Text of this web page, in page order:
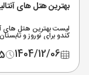
بهترین هتل های
لیست بهترین هتل های
مردان پالاس + نکات
1404/12/06
5